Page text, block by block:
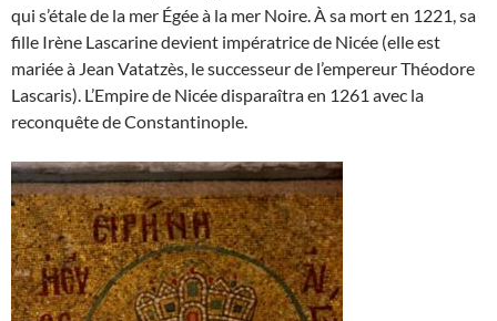
qui s’étale de la mer Égée à la mer Noire. À sa mort en 1221, sa
fille Irène Lascarine devient impératrice de Nicée (elle est
mariée à Jean Vatatzès, le successeur de l’empereur Théodore
Lascaris). L’Empire de Nicée disparaîtra en 1261 avec la
reconquête de Constantinople.